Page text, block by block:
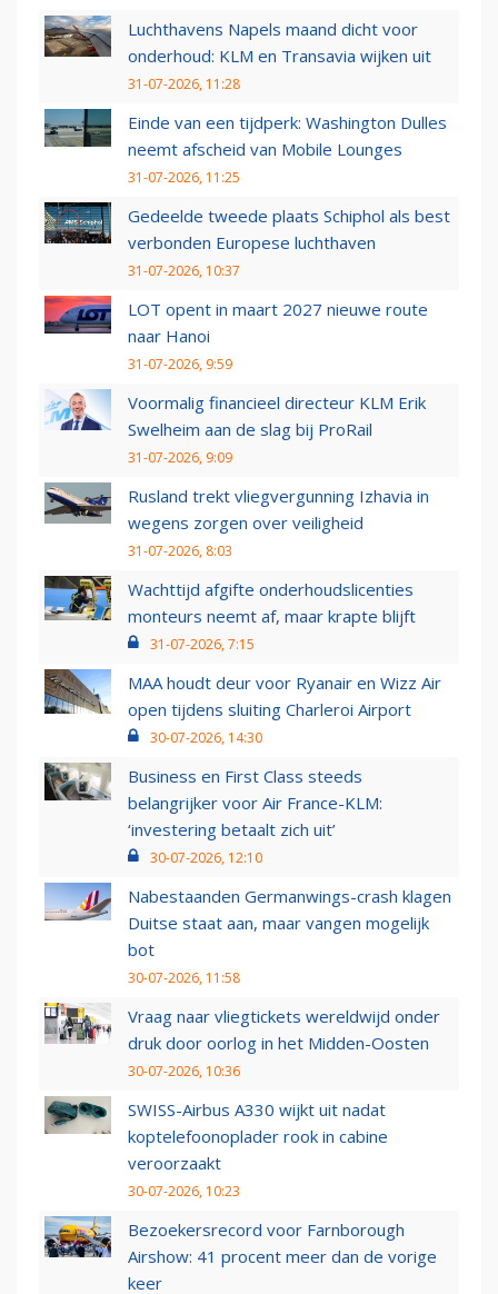
Luchthavens Napels maand dicht voor
onderhoud: KLM en Transavia wijken uit
31-07-2026, 11:28
Einde van een tijdperk: Washington Dulles
neemt afscheid van Mobile Lounges
31-07-2026, 11:25
Gedeelde tweede plaats Schiphol als best
verbonden Europese luchthaven
31-07-2026, 10:37
LOT opent in maart 2027 nieuwe route
naar Hanoi
31-07-2026, 9:59
Voormalig financieel directeur KLM Erik
Swelheim aan de slag bij ProRail
31-07-2026, 9:09
Rusland trekt vliegvergunning Izhavia in
wegens zorgen over veiligheid
31-07-2026, 8:03
Wachttijd afgifte onderhoudslicenties
monteurs neemt af, maar krapte blijft
31-07-2026, 7:15
MAA houdt deur voor Ryanair en Wizz Air
open tijdens sluiting Charleroi Airport
30-07-2026, 14:30
Business en First Class steeds
belangrijker voor Air France-KLM:
‘investering betaalt zich uit’
30-07-2026, 12:10
Nabestaanden Germanwings-crash klagen
Duitse staat aan, maar vangen mogelijk
bot
30-07-2026, 11:58
Vraag naar vliegtickets wereldwijd onder
druk door oorlog in het Midden-Oosten
30-07-2026, 10:36
SWISS-Airbus A330 wijkt uit nadat
koptelefoonoplader rook in cabine
veroorzaakt
30-07-2026, 10:23
Bezoekersrecord voor Farnborough
Airshow: 41 procent meer dan de vorige
keer